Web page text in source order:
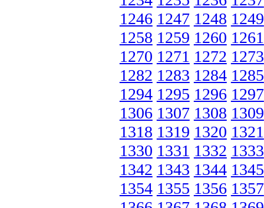
1246 1247 1248 1249
1258 1259 1260 1261
1270 1271 1272 1273
1282 1283 1284 1285
1294 1295 1296 1297
1306 1307 1308 1309
1318 1319 1320 1321
1330 1331 1332 1333
1342 1343 1344 1345
1354 1355 1356 1357